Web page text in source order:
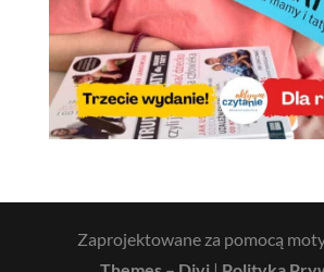
Zaprojektowane za pomocą